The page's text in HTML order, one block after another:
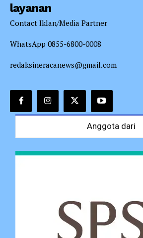
layanan
Contact Iklan/Media Partner
WhatsApp 0855-6800-0008
redaksineracanews@gmail.com
Anggota dari